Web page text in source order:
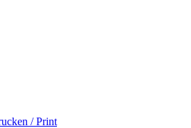
/ Print